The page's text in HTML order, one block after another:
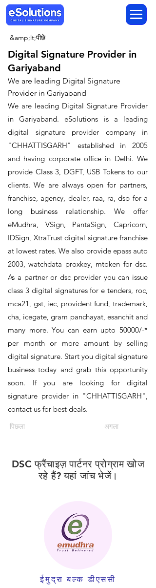
&amp;lt;पीछे
Digital Signature Provider in
Gariyaband
We are leading Digital Signature
Provider in Gariyaband
We are leading Digital Signature Provider
in Gariyaband. ​eSolutions is a leading
digital signature provider company in
"CHHATTISGARH" established in 2005
and having corporate office in Delhi. We
provide Class 3, DGFT, USB Tokens to our
clients. We are always open for partners,
franchise, agency, dealer, raa, ra, dsp for a
long business relationship. We offer
eMudhra, VSign, PantaSign, Capricorn,
IDSign, XtraTrust digital signature franchise
at lowest rates. We also provide epass auto
2003, watchdata proxkey, mtoken for dsc.
As a partner or dsc provider you can issue
class 3 digital signatures for e tenders, roc,
mca21, gst, iec, provident fund, trademark,
cha, icegate, gram panchayat, esanchit and
many more. You can earn upto 50000/-*
per month or more amount by selling
digital signature. Start you digital signature
business today and grab this opportunity
soon. If you are looking for digital
signature provider in "CHHATTISGARH",
contact us for best deals.
पिछला अगला
DSC फ्रैंचाइज़ पार्टनर प्रोग्राम खोज
रहे हैं? यहां जांच भेजें।
ईमुद्रा बल्क डीएससी